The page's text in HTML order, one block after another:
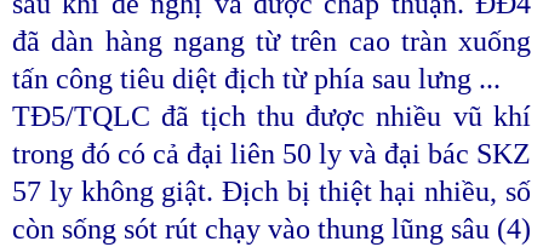
đã dàn hàng ngang từ trên cao tràn xuống
tấn công tiêu diệt địch từ phía sau lưng ...
TĐ5/TQLC đã tịch thu được nhiều vũ khí
trong đó có cả đại liên 50 ly và đại bác SKZ
57 ly không giật. Địch bị thiệt hại nhiều, số
còn sống sót rút chạy vào thung lũng sâu (4)